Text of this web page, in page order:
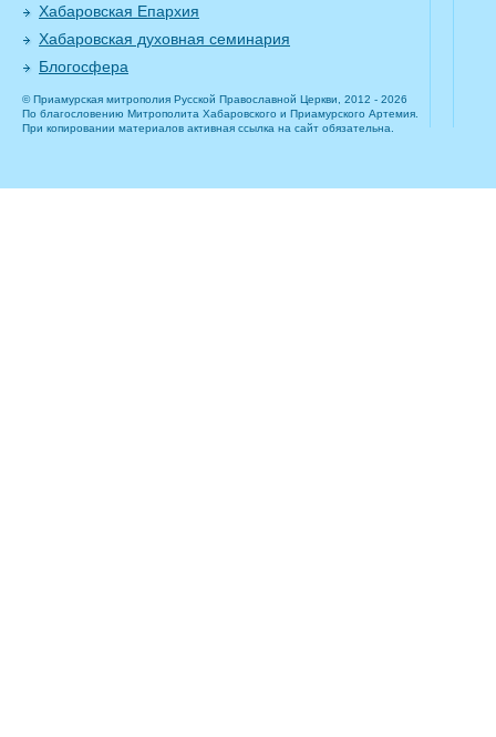
Хабаровская Епархия
Хабаровская духовная семинария
Блогосфера
© Приамурская митрополия Русской Православной Церкви, 2012 - 2026
По благословению Митрополита Хабаровского и Приамурского Артемия.
При копировании материалов активная ссылка на сайт обязательна.